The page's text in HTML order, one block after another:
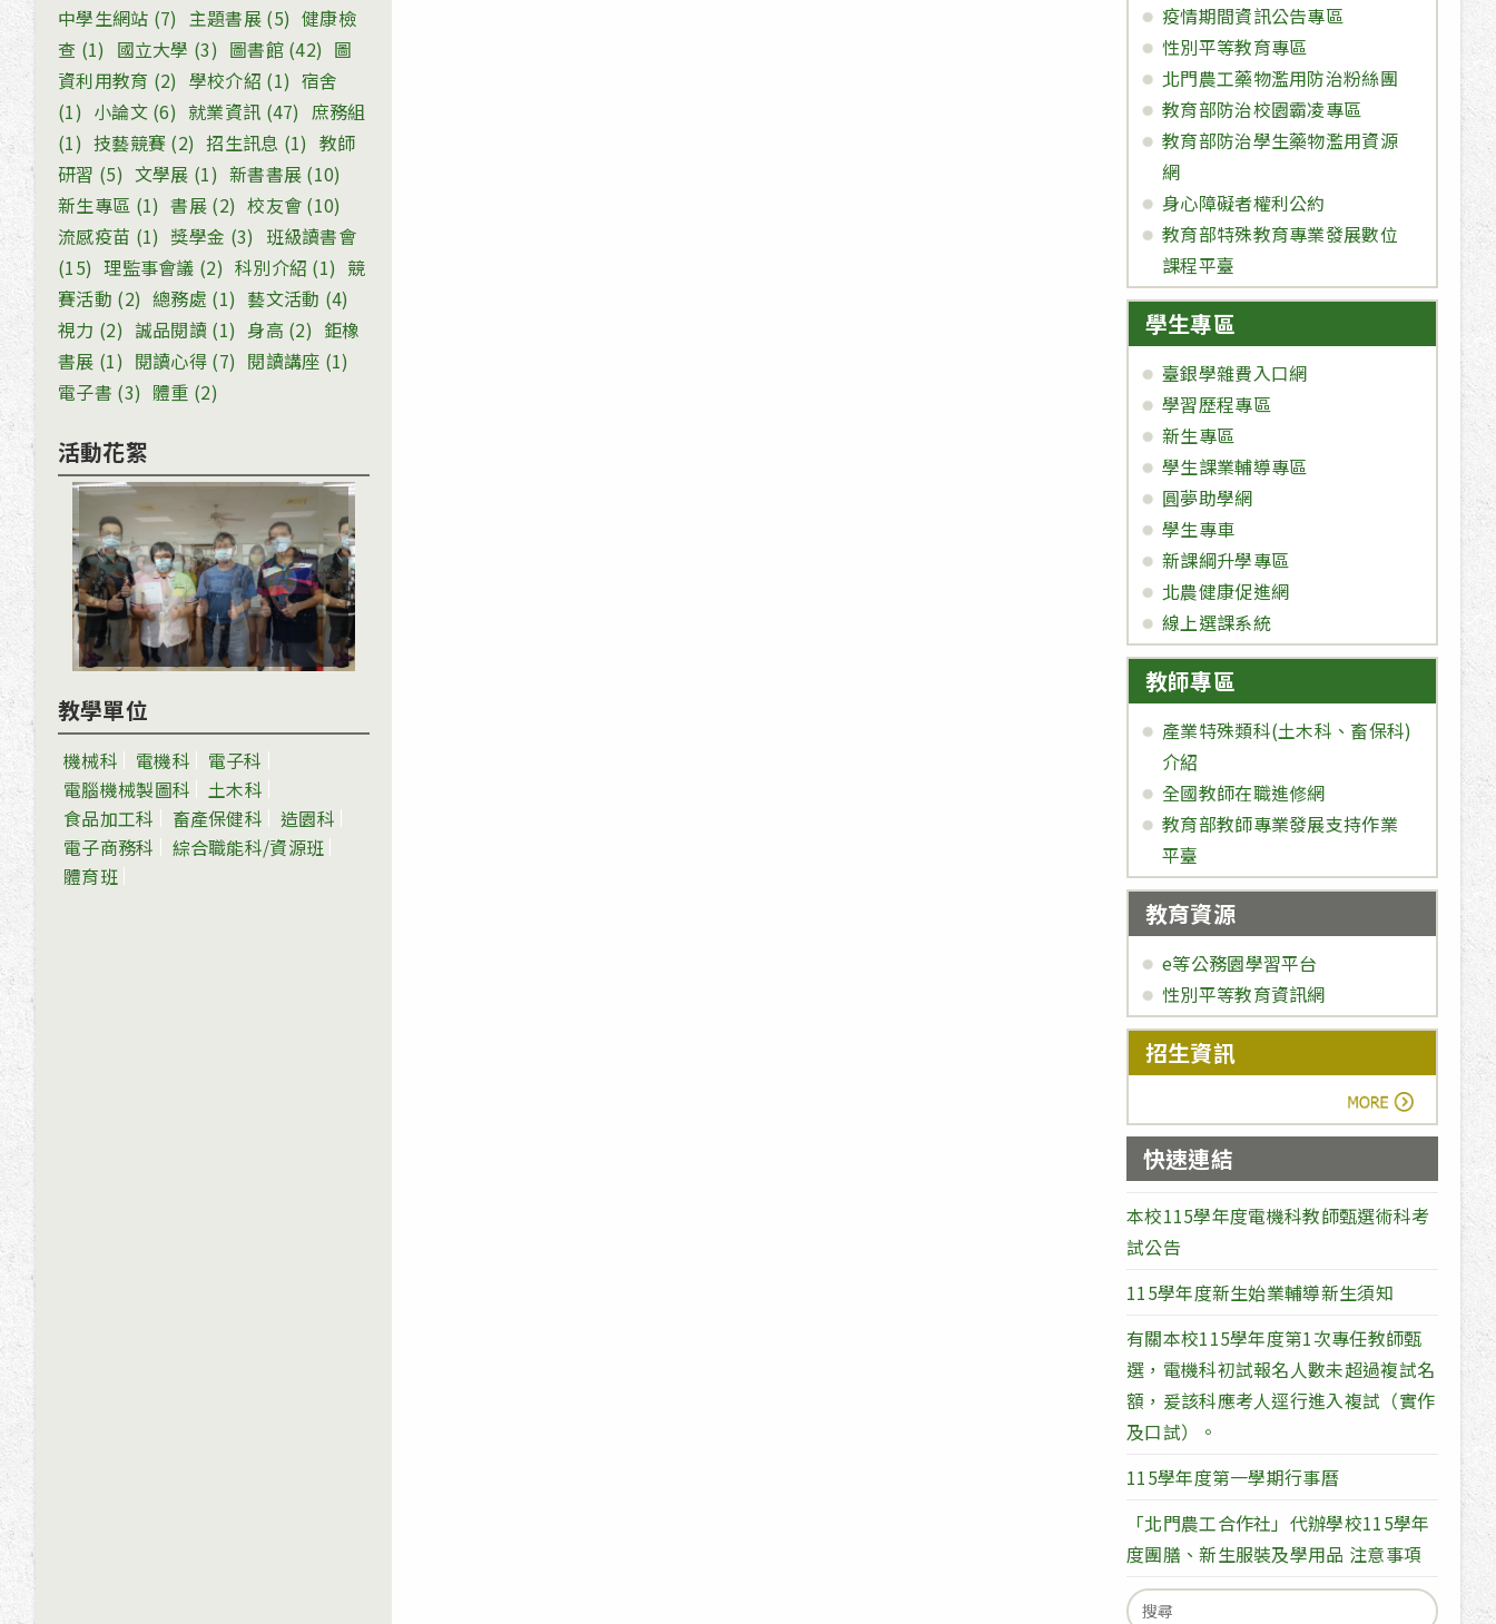
中學生網站 (7) 主題書展(5) 健康檢
查 (1) 國立大學 (3) 圖書館(42) 圖
資利用教育 (2) 學校介紹 (1) 宿舍
(1) 小論文(6) 就業資訊 (47) 庶務組
(1) 技藝競賽 (2) 招生訊息 (1) 教師
研習 (5) 文學展 (1) 新書書展 (10)
新生專區 (1) 書展 (2) 校友會 (10)
流感疫苗 (1) 獎學金 (3) 班級讀書會
(15) 理監事會議 (2) 科別介紹 (1) 競
賽活動 (2) 總務處 (1) 藝文活動 (4)
視力 (2) 誠品閱讀 (1) 身高 (2) 鉅橡
書展 (1) 閱讀心得 (7) 閱讀講座 (1)
電子書 (3) 體重 (2)
活動花絮
教學單位
機械科 電機科
電子科
電腦機械製圖科
土木科
食品加工科
畜產保健科
造園科
電子商務科
綜合職能科/資源班
體育班
疫情期間資訊公告專區
性別平等教育專區
北門農工藥物濫用防治粉絲團
教育部防治校園霸凌專區
教育部防治學生藥物濫用資源
網
身心障礙者權利公約
教育部特殊教育專業發展數位
課程平臺
學生專區
臺銀學雜費入口網
學習歷程專區
新生專區
學生課業輔導專區
圓夢助學網
學生專車
新課綱升學專區
北農健康促進網
線上選課系統
教師專區
產業特殊類科(土木科、畜保科)
介紹
全國教師在職進修網
教育部教師專業發展支持作業
平臺
教育資源
e等公務園學習平台
性別平等教育資訊網
招生資訊
快速連結
本校115學年度電機科教師甄選術科考
試公告
115學年度新生始業輔導新生須知
有關本校115學年度第1次專任教師甄
選，電機科初試報名人數未超過複試名
額，爰該科應考人逕行進入複試（實作
及口試）。
115學年度第一學期行事曆
「北門農工合作社」代辦學校115學年
度團膳、新生服裝及學用品 注意事項
Search